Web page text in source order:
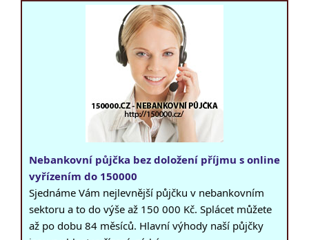
Nebankovní půjčka bez doložení příjmu s online
vyřízením do 150000
Sjednáme Vám nejlevnější půjčku v nebankovním
sektoru a to do výše až 150 000 Kč. Splácet můžete
až po dobu 84 měsíců. Hlavní výhody naší půjčky